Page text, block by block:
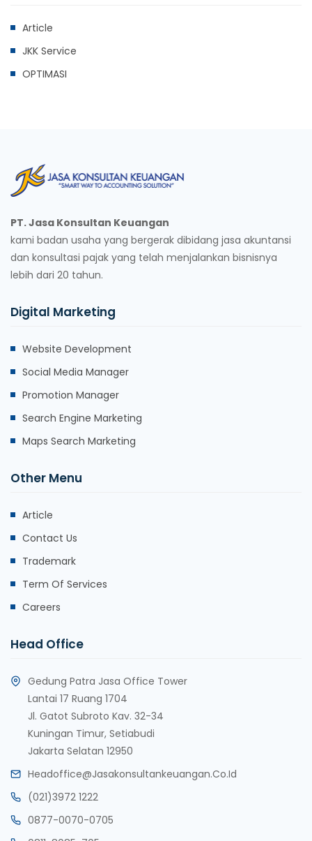
Article
JKK Service
OPTIMASI
PT. Jasa Konsultan Keuangan
kami badan usaha yang bergerak dibidang jasa akuntansi
dan konsultasi pajak yang telah menjalankan bisnisnya
lebih dari 20 tahun.
Digital Marketing
Website Development
Social Media Manager
Promotion Manager
Search Engine Marketing
Maps Search Marketing
Other Menu
Article
Contact Us
Trademark
Term Of Services
Careers
Head Office
Gedung Patra Jasa Office Tower
Lantai 17 Ruang 1704
Jl. Gatot Subroto Kav. 32-34
Kuningan Timur, Setiabudi
Jakarta Selatan 12950
Headoffice@jasakonsultankeuangan.co.id
(021)3972 1222
0877-0070-0705